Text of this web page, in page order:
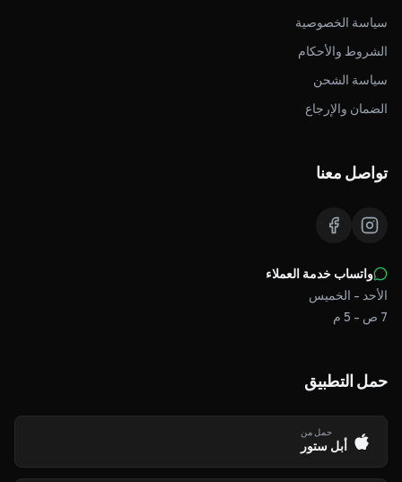
سياسة الخصوصية
الشروط والأحكام
سياسة الشحن
الضمان والإرجاع
تواصل معنا
واتساب خدمة العملاء
الأحد - الخميس
7 ص - 5 م
حمل التطبيق
حمل من
أبل ستور